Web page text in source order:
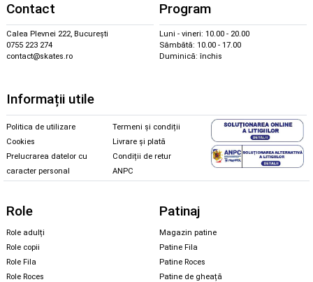
Contact
Calea Plevnei 222, București
0755 223 274
contact@skates.ro
Program
Luni - vineri: 10.00 - 20.00
Sâmbătă: 10.00 - 17.00
Duminică: închis
Informații utile
Politica de utilizare
Cookies
Prelucrarea datelor cu
caracter personal
Termeni și condiții
Livrare și plată
Condiții de retur
ANPC
Role
Role adulți
Role copii
Role Fila
Role Roces
Patinaj
Magazin patine
Patine Fila
Patine Roces
Patine de gheață